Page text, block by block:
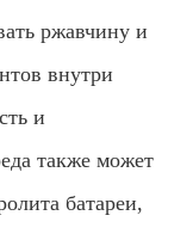
ржавчину и
внутри
и
также может
батареи,